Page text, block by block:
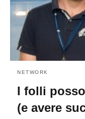
NETWORK
I folli
(e avere